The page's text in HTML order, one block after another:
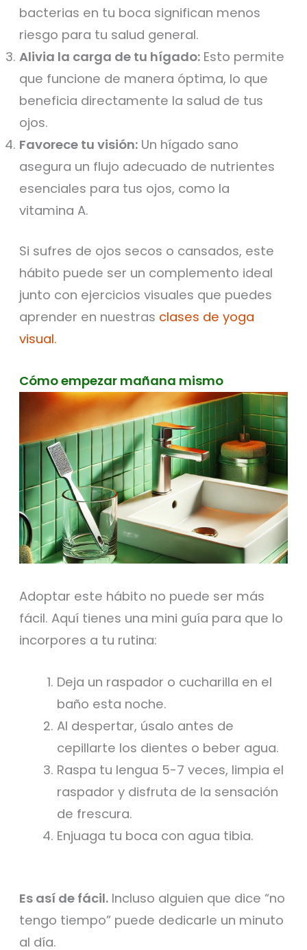
bacterias en tu boca significan menos
riesgo para tu salud general.
Alivia la carga de tu hígado: Esto permite
que funcione de manera óptima, lo que
beneficia directamente la salud de tus
ojos.
Favorece tu visión: Un hígado sano
asegura un flujo adecuado de nutrientes
esenciales para tus ojos, como la
vitamina A.
Si sufres de ojos secos o cansados, este
hábito puede ser un complemento ideal
junto con ejercicios visuales que puedes
aprender en nuestras clases de yoga
visual.
Cómo empezar mañana mismo
Adoptar este hábito no puede ser más
fácil. Aquí tienes una mini guía para que lo
incorpores a tu rutina:
Deja un raspador o cucharilla en el
baño esta noche.
Al despertar, úsalo antes de
cepillarte los dientes o beber agua.
Raspa tu lengua 5-7 veces, limpia el
raspador y disfruta de la sensación
de frescura.
Enjuaga tu boca con agua tibia.
Es así de fácil. Incluso alguien que dice “no
tengo tiempo” puede dedicarle un minuto
al día.